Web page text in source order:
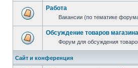
Работа
Вакансии (по тематике
Обсуждение товаров магазина
Форум для обсуждения
Сайт и конференция